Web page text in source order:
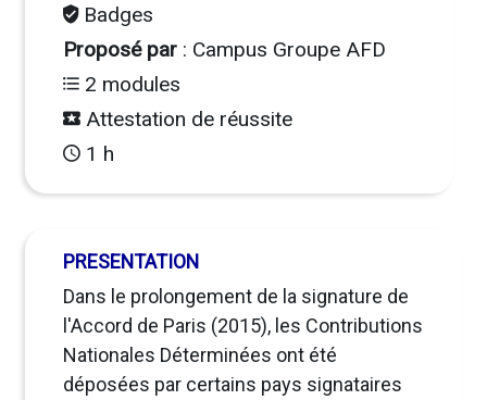
Badges
Proposé par : Campus Groupe AFD
2 modules
Attestation de réussite
1 h
PRESENTATION
Dans le prolongement de la signature de
l'Accord de Paris (2015), les Contributions
Nationales Déterminées ont été
déposées par certains pays signataires